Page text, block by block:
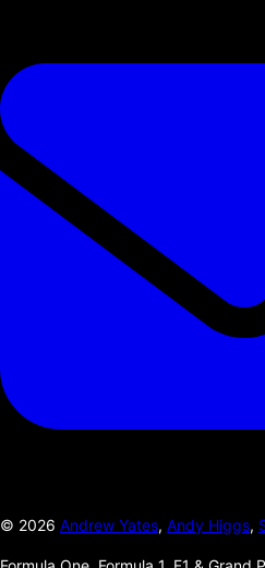
© 2026 Andrew Yates, Andy Higgs,